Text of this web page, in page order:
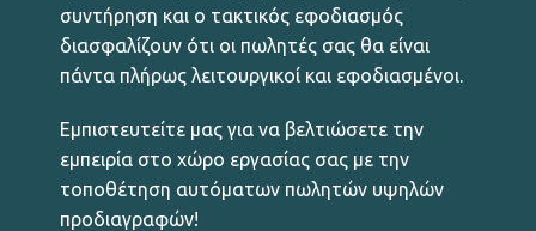
συντήρηση και ο τακτικός εφοδιασμός
διασφαλίζουν ότι οι πωλητές σας θα είναι
πάντα πλήρως λειτουργικοί και εφοδιασμένοι.
Εμπιστευτείτε μας για να βελτιώσετε την
εμπειρία στο χώρο εργασίας σας με την
τοποθέτηση αυτόματων πωλητών υψηλών
προδιαγραφών!